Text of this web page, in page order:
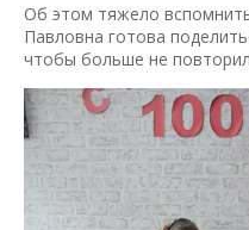
Об этом тяжело
Павловна готова
чтобы больше не